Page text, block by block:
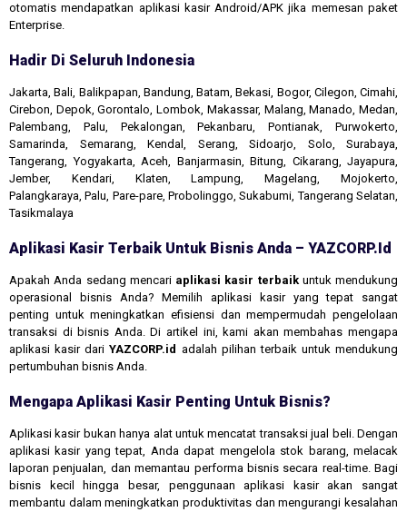
otomatis mendapatkan aplikasi kasir Android/APK jika memesan paket
Enterprise.
Hadir Di Seluruh Indonesia
Jakarta, Bali, Balikpapan, Bandung, Batam, Bekasi, Bogor, Cilegon, Cimahi,
Cirebon, Depok, Gorontalo, Lombok, Makassar, Malang, Manado, Medan,
Palembang, Palu, Pekalongan, Pekanbaru, Pontianak, Purwokerto,
Samarinda, Semarang, Kendal, Serang, Sidoarjo, Solo, Surabaya,
Tangerang, Yogyakarta, Aceh, Banjarmasin, Bitung, Cikarang, Jayapura,
Jember, Kendari, Klaten, Lampung, Magelang, Mojokerto,
Palangkaraya, Palu, Pare-pare, Probolinggo, Sukabumi, Tangerang Selatan,
Tasikmalaya
Aplikasi Kasir Terbaik Untuk Bisnis Anda – YAZCORP.id
Apakah Anda sedang mencari aplikasi kasir terbaikuntuk mendukung
operasional bisnis Anda? Memilih aplikasi kasir yang tepat sangat
penting untuk meningkatkan efisiensi dan mempermudah pengelolaan
transaksi di bisnis Anda. Di artikel ini, kami akan membahas mengapa
aplikasi kasir dariYAZCORP.id adalah pilihan terbaik untuk mendukung
pertumbuhan bisnis Anda.
Mengapa Aplikasi Kasir Penting Untuk Bisnis?
Aplikasi kasir bukan hanya alat untuk mencatat transaksi jual beli. Dengan
aplikasi kasir yang tepat, Anda dapat mengelola stok barang, melacak
laporan penjualan, dan memantau performa bisnis secara real-time. Bagi
bisnis kecil hingga besar, penggunaan aplikasi kasir akan sangat
membantu dalam meningkatkan produktivitas dan mengurangi kesalahan